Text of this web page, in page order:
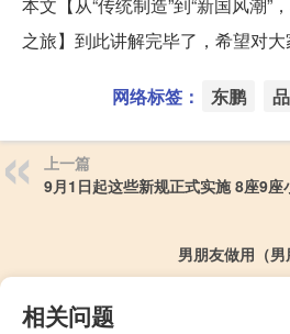
本文【从“传统制造”到“新国风潮”
之旅】到此讲解完毕了，希望对大
网络标签： 东鹏
上一篇
9月1日起这些新规正式实施 8座9
男朋友做用（男
相关问题